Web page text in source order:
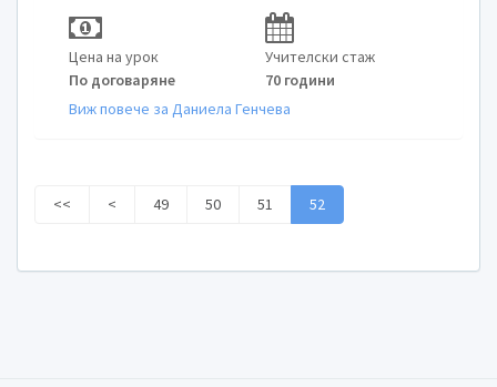
Цена на урок
По договаряне
Учителски стаж
70 години
Виж повече за Даниела Генчева
<< < 49 50 51 52